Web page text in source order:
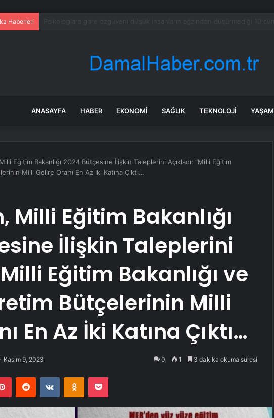
Haberleri
ANASAYFA HABER EKONOMI SAĞLIK TEKNOLOJI YAŞAM
Eğitim Bakanlığı 2024 Bütçesine İlişkin Taleplerini Açıkladı: “Milli Eğitim
Milli Gelire Oranı En Az İki Katına Çıktı…
Milli Eğitim Bakanlığı
İlişkin Taleplerini
Eğitim Bakanlığı ve
Bütçelerinin Milli
En Az İki Katına Çıktı…
Kasım 9, 2023 0 1 3 dakika okuma süresi
PinterestReddit VKontakteOdnoklassniki
Pocket